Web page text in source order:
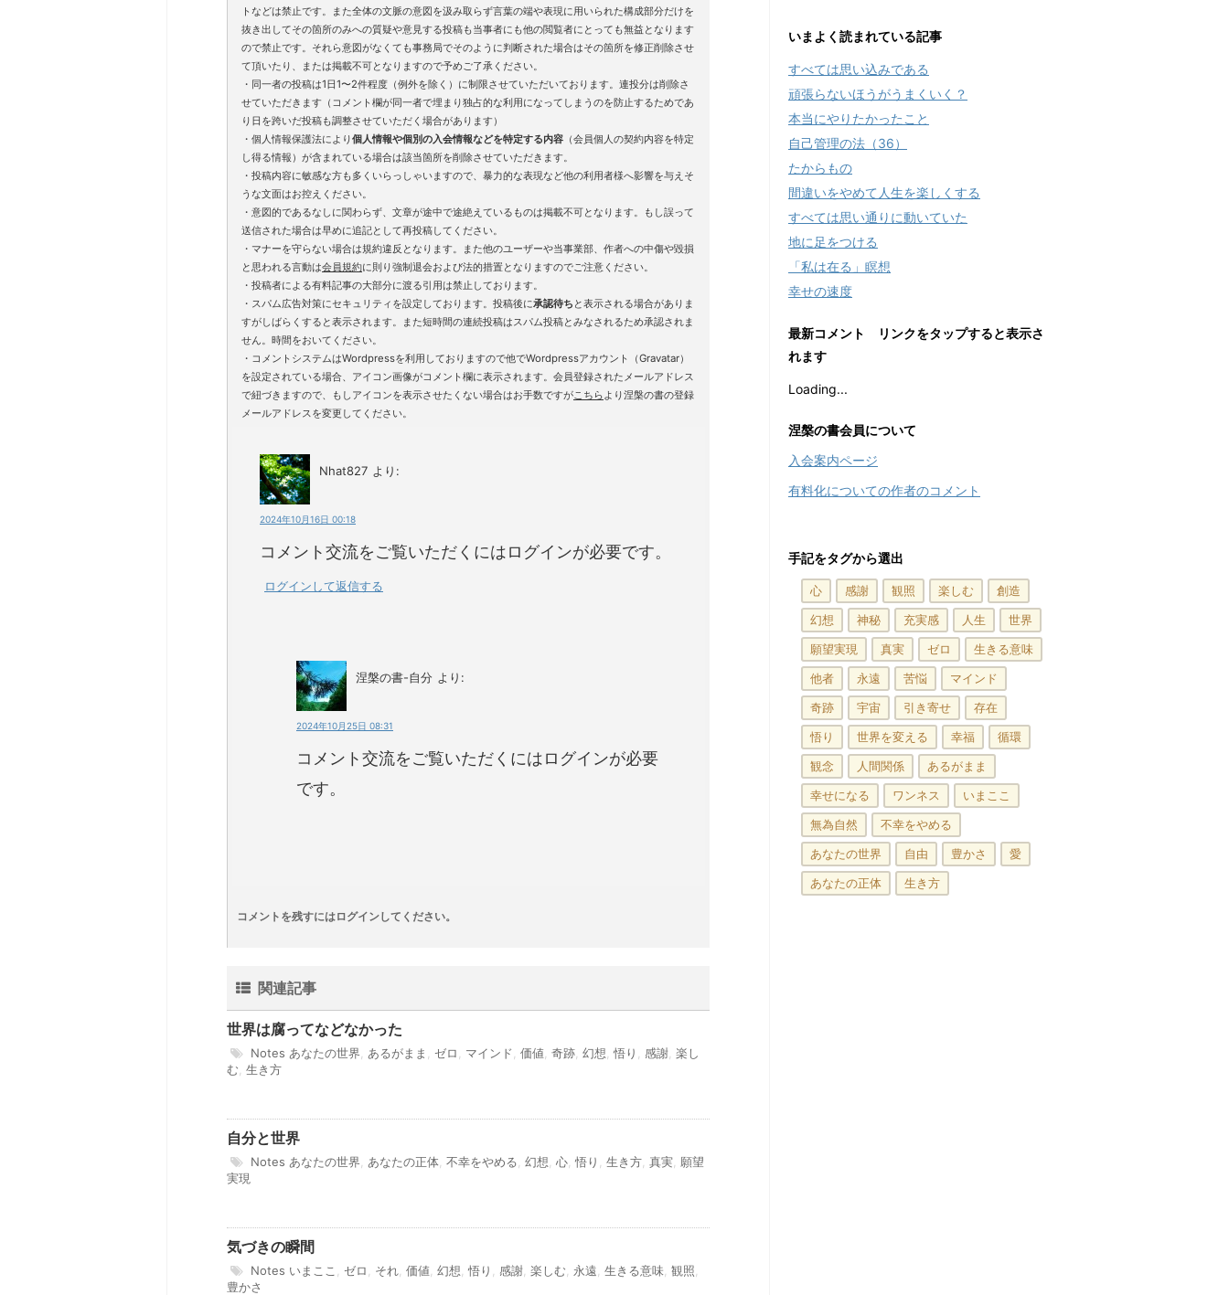
トなどは禁止です。また全体の文脈の意図を汲み取らず言葉の端や表現に用いられた構成部分だけを
抜き出してその箇所のみへの質疑や意見する投稿も当事者にも他の閲覧者にとっても無益となります
ので禁止です。それら意図がなくても事務局でそのように判断された場合はその箇所を修正削除させ
て頂いたり、または掲載不可となりますので予めご了承ください。
・同一者の投稿は1日1〜2件程度（例外を除く）に制限させていただいております。連投分は削除さ
せていただきます（コメント欄が同一者で埋まり独占的な利用になってしまうのを防止するためであ
り日を跨いだ投稿も調整させていただく場合があります）
・個人情報保護法により個人情報や個別の入会情報などを特定する内容 （会員個人の契約内容を特定
し得る情報）が含まれている場合は該当箇所を削除させていただきます。
・投稿内容に敏感な方も多くいらっしゃいますので、暴力的な表現など他の利用者様へ影響を与えそ
うな文面はお控えください。
・意図的であるなしに関わらず、文章が途中で途絶えているものは掲載不可となります。もし誤って
送信された場合は早めに追記として再投稿してください。
・マナーを守らない場合は規約違反となります。また他のユーザーや当事業部、作者への中傷や毀損
と思われる言動は会員規約に則り強制退会および法的措置となりますのでご注意ください。
・投稿者による有料記事の大部分に渡る引用は禁止しております。
・スパム広告対策にセキュリティを設定しております。投稿後に承認待ち と表示される場合がありま
すがしばらくすると表示されます。また短時間の連続投稿はスパム投稿とみなされるため承認されま
せん。時間をおいてください。
・コメントシステムはWordpressを利用しておりますので他でWordpressアカウント（Gravatar）
を設定されている場合、アイコン画像がコメント欄に表示されます。会員登録されたメールアドレス
で紐づきますので、もしアイコンを表示させたくない場合はお手数ですがこちら より涅槃の書の登録
メールアドレスを変更してください。
Nhat827 より:
2024年10月16日 00:18
コメント交流をご覧いただくにはログインが必要です。
ログインして返信する
涅槃の書-自分 より:
2024年10月25日 08:31
コメント交流をご覧いただくにはログインが必要
です。
コメントを残すにはログインしてください。
関連記事
世界は腐ってなどなかった
Notes あなたの世界 あるがまま ゼロ マインド 価値 奇跡 幻想 悟り 感謝 楽し
む 生き方
自分と世界
Notes あなたの世界 あなたの正体 不幸をやめる 幻想 心 悟り 生き方 真実 願望
実現
気づきの瞬間
Notes いまここ ゼロ それ 価値 幻想 悟り 感謝 楽しむ 永遠 生きる意味 観照
豊かさ
いまよく読まれている記事
すべては思い込みである
頑張らないほうがうまくいく？
本当にやりたかったこと
自己管理の法（36）
たからもの
間違いをやめて人生を楽しくする
すべては思い通りに動いていた
地に足をつける
「私は在る」瞑想
幸せの速度
最新コメント リンクをタップすると表示さ
れます
Loading...
涅槃の書会員について
入会案内ページ
有料化についての作者のコメント
手記をタグから選出
心 感謝 観照 楽しむ
創造
幻想
神秘 充実感 人生
世界
願望実現
真実 ゼロ
生きる意味
他者
永遠 苦悩
マインド
奇跡
宇宙 引き寄せ
存在
悟り
世界を変える 幸福
循環
観念
人間関係
あるがまま
幸せになる
ワンネス
いまここ
無為自然
不幸をやめる
あなたの世界
自由 豊かさ
愛
あなたの正体
生き方